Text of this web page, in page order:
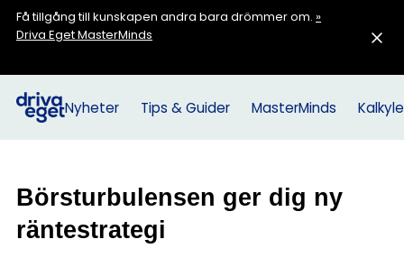
Få tillgång till kunskapen andra bara drömmer om. »
Driva Eget MasterMinds
Nyheter Tips & Guider MasterMinds
Börsturbulensen ger dig ny
räntestrategi